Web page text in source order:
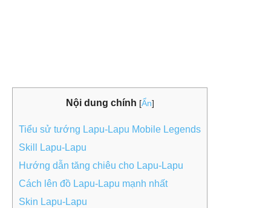
Nội dung chính [Ẩn]
Tiểu sử tướng Lapu-Lapu Mobile Legends
Skill Lapu-Lapu
Hướng dẫn tăng chiêu cho Lapu-Lapu
Cách lên đồ Lapu-Lapu mạnh nhất
Skin Lapu-Lapu